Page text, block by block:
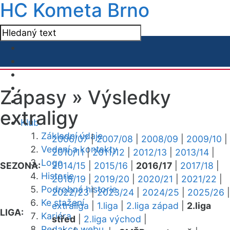
HC Kometa Brno
Klub
Základní údaje
Vedení a kontakty
Logo
Historie
Podrobná historie
Ke stažení
Kariéra
Zápasy » Výsledky
extraligy
SEZONA:
2006/07|2007/08 2008/09 2009/10
2010/11|2011/12 2012/13 2013/14
2014/15
2015/16 2016/17 2017/18
2018/19
2019/20 2020/21 2021/22
2022/23|2023/24 2024/25 2025/26
LIGA:
extraliga 1.liga 2.liga západ
2.liga
střed
2.liga východ